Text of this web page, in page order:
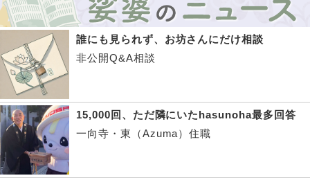
誰にも見られず、お坊さんにだけ相談
非公開Q&A相談
15,000回、ただ隣にいたhasunoha最多回答
一向寺・東（Azuma）住職